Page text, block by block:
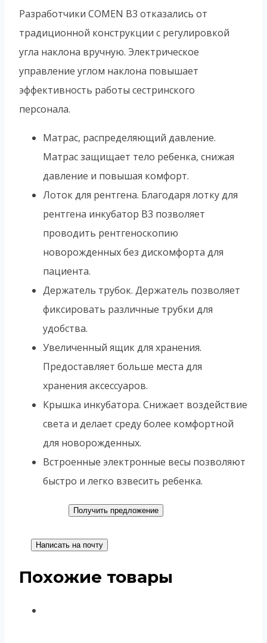
Разработчики COMEN B3 отказались от
традиционной конструкции с регулировкой
угла наклона вручную. Электрическое
управление углом наклона повышает
эффективность работы сестринского
персонала.
Матрас, распределяющий давление.
Матрас защищает тело ребенка, снижая
давление и повышая комфорт.
Лоток для рентгена. Благодаря лотку для
рентгена инкубатор B3 позволяет
проводить рентгеноскопию
новорожденных без дискомфорта для
пациента.
Держатель трубок. Держатель позволяет
фиксировать различные трубки для
удобства.
Увеличенный ящик для хранения.
Предоставляет больше места для
хранения аксессуаров.
Крышка инкубатора. Снижает воздействие
света и делает среду более комфортной
для новорожденных.
Встроенные электронные весы позволяют
быстро и легко взвесить ребенка.
Получить предложение
Написать на почту
Похожие товары